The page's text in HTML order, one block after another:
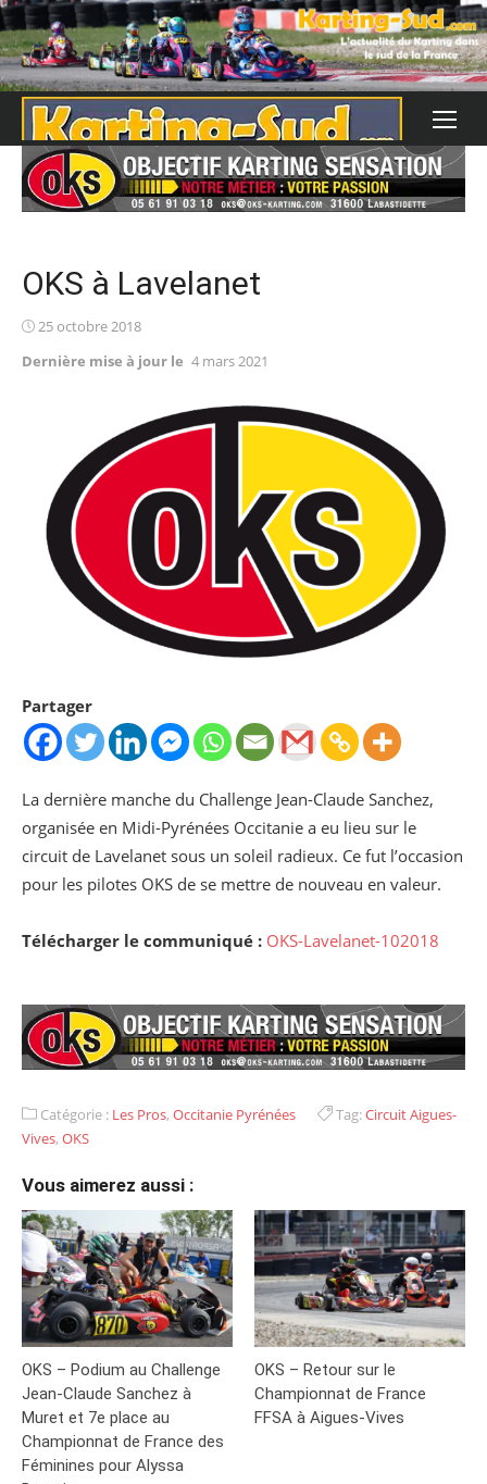
Skip
to
content
OKS à Lavelanet
Posted
25 octobre 2018
Dernière mise à jour le 4 mars 2021
Partager
La dernière manche du Challenge Jean-Claude Sanchez,
organisée en Midi-Pyrénées Occitanie a eu lieu sur le
circuit de Lavelanet sous un soleil radieux. Ce fut l’occasion
pour les pilotes OKS de se mettre de nouveau en valeur.
Télécharger le communiqué : OKS-Lavelanet-102018
Catégorie : Les Pros, Occitanie Pyrénées Tag:Circuit Aigues-
Vives, OKS
Vous aimerez aussi :
OKS – Podium au Challenge
Jean-Claude Sanchez à
Muret et 7e place au
Championnat de France des
Féminines pour Alyssa
OKS – Retour sur le
Championnat de France
FFSA à Aigues-Vives